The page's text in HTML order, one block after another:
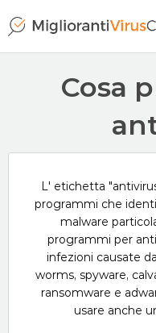
Cosa
L' etichetta
programmi che
malware
programmi per
infezioni causate
worms, spyware,
ransomware e
usare anche